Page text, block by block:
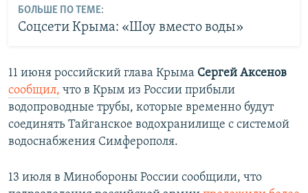
БОЛЬШЕ ПО ТЕМЕ:
Соцсети Крыма: «Шоу вместо воды»
11 июня российский глава Крыма Сергей Аксенов
сообщил, что в Крым из России прибыли
водопроводные трубы, которые временно будут
соединять Тайганское водохранилище с системой
водоснабжения Симферополя.
13 июля в Минобороны России сообщили, что